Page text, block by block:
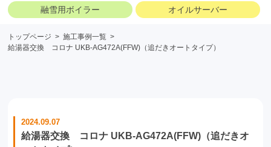
融雪用ボイラー オイルサーバー
トップページ > 施工事例一覧 >
給湯器交換 コロナ UKB-AG472A(FFW)（追だきオートタイプ）
2024.09.07
給湯器交換 コロナ UKB-AG472A(FFW)（追だきオ